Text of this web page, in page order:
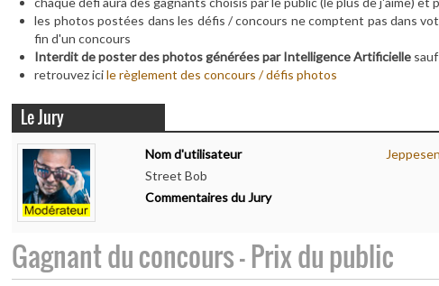
les photos postées dans les défis / concours ne comptent pas dans
fin d'un concours
Interdit de poster des photos générées par Intelligence Artificielle
retrouvez icile règlement des concours / défis photos
Le Jury
Nom d'utilisateur
Jeppesen
Street Bob
Commentaires du Jury
Gagnant du concours - Prix du public